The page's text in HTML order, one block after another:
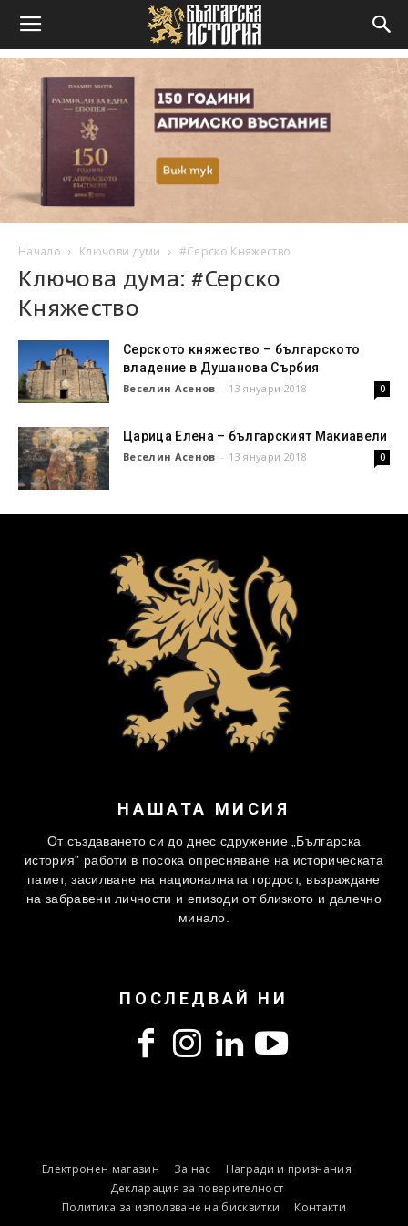
Начало Ключови думи #Серско Княжество
Ключова дума: #Серско
Княжество
Серското княжество – българското
владение в Душанова Сърбия
Веселин Асенов - 13 януари 2018 0
Царица Елена – българският Макиавели
Веселин Асенов - 13 януари 2018 0
НАШАТА МИСИЯ
От създаването си до днес сдружение „Българска
история” работи в посока опресняване на историческата
памет, засилване на националната гордост, възраждане
на забравени личности и епизоди от близкото и далечно
минало.
ПОСЛЕДВАЙ НИ
Електронен магазин За нас
Награди и признания
Декларация за поверителност
Политика за използване на бисквитки
Контакти